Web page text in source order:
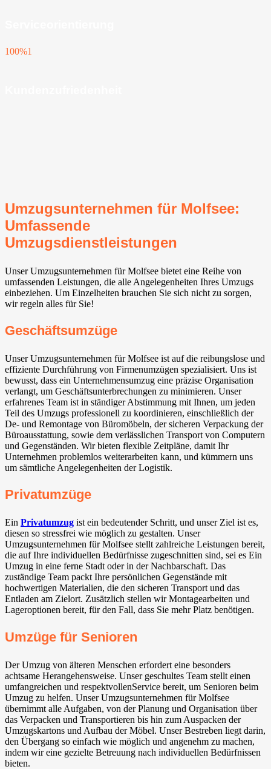
100%1
Umzugsunternehmen für Molfsee:
Umfassende
Umzugsdienstleistungen
Unser Umzugsunternehmen für Molfsee bietet eine Reihe von
umfassenden Leistungen, die alle Angelegenheiten Ihres Umzugs
einbeziehen. Um Einzelheiten brauchen Sie sich nicht zu sorgen,
wir regeln alles für Sie!
Geschäftsumzüge
Unser Umzugsunternehmen für Molfsee ist auf die reibungslose und
effiziente Durchführung von Firmenumzügen spezialisiert. Uns ist
bewusst, dass ein Unternehmensumzug eine präzise Organisation
verlangt, um Geschäftsunterbrechungen zu minimieren. Unser
erfahrenes Team ist in ständiger Abstimmung mit Ihnen, um jeden
Teil des Umzugs professionell zu koordinieren, einschließlich der
De- und Remontage von Büromöbeln, der sicheren Verpackung der
Büroausstattung, sowie dem verlässlichen Transport von Computern
und Gegenständen. Wir bieten flexible Zeitpläne, damit Ihr
Unternehmen problemlos weiterarbeiten kann, und kümmern uns
um sämtliche Angelegenheiten der Logistik.
Privatumzüge
Ein Privatumzug ist ein bedeutender Schritt, und unser Ziel ist es,
diesen so stressfrei wie möglich zu gestalten. Unser
Umzugsunternehmen für Molfsee stellt zahlreiche Leistungen bereit,
die auf Ihre individuellen Bedürfnisse zugeschnitten sind, sei es Ein
Umzug in eine ferne Stadt oder in der Nachbarschaft. Das
zuständige Team packt Ihre persönlichen Gegenstände mit
hochwertigen Materialien, die den sicheren Transport und das
Entladen am Zielort. Zusätzlich stellen wir Montagearbeiten und
Lageroptionen bereit, für den Fall, dass Sie mehr Platz benötigen.
Umzüge für Senioren
Der Umzug von älteren Menschen erfordert eine besonders
achtsame Herangehensweise. Unser geschultes Team stellt einen
umfangreichen und respektvollenService bereit, um Senioren beim
Umzug zu helfen. Unser Umzugsunternehmen für Molfsee
übernimmt alle Aufgaben, von der Planung und Organisation über
das Verpacken und Transportieren bis hin zum Auspacken der
Umzugskartons und Aufbau der Möbel. Unser Bestreben liegt darin,
den Übergang so einfach wie möglich und angenehm zu machen,
indem wir eine gezielte Betreuung nach individuellen Bedürfnissen
bieten.